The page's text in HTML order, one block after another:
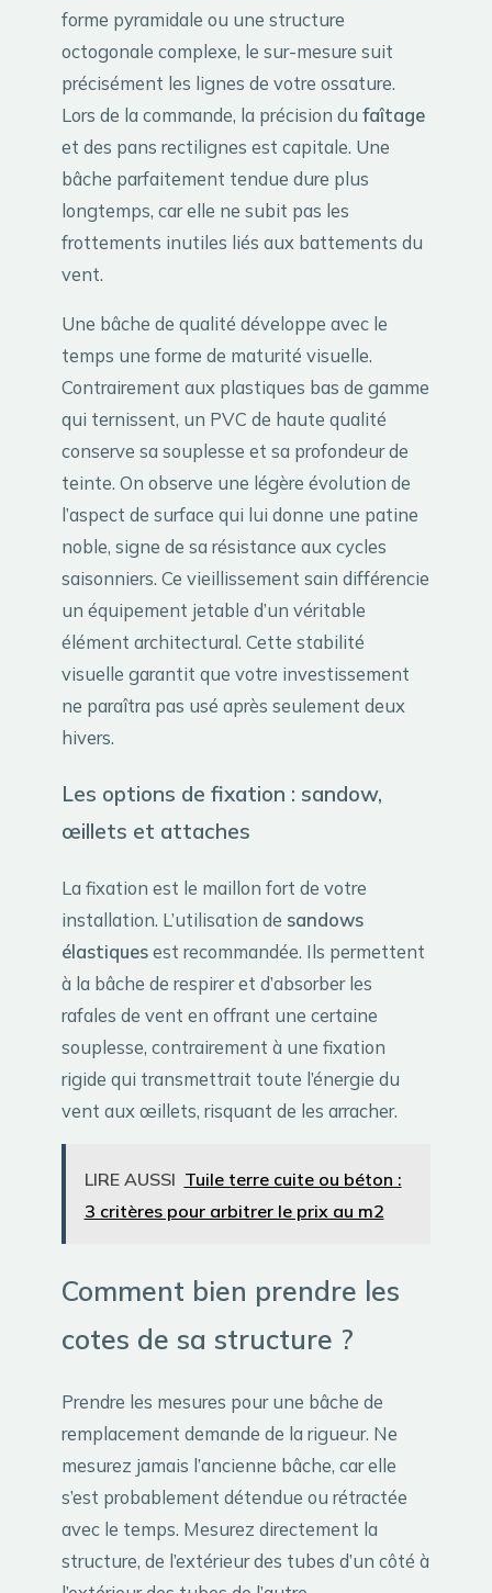
forme pyramidale ou une structure
octogonale complexe, le sur-mesure suit
précisément les lignes de votre ossature.
Lors de la commande, la précision du faîtage
et des pans rectilignes est capitale. Une
bâche parfaitement tendue dure plus
longtemps, car elle ne subit pas les
frottements inutiles liés aux battements du
vent.
Une bâche de qualité développe avec le
temps une forme de maturité visuelle.
Contrairement aux plastiques bas de gamme
qui ternissent, un PVC de haute qualité
conserve sa souplesse et sa profondeur de
teinte. On observe une légère évolution de
l’aspect de surface qui lui donne une patine
noble, signe de sa résistance aux cycles
saisonniers. Ce vieillissement sain différencie
un équipement jetable d’un véritable
élément architectural. Cette stabilité
visuelle garantit que votre investissement
ne paraîtra pas usé après seulement deux
hivers.
Les options de fixation : sandow,
œillets et attaches
La fixation est le maillon fort de votre
installation. L’utilisation de sandows
élastiquesest recommandée. Ils permettent
à la bâche de respirer et d’absorber les
rafales de vent en offrant une certaine
souplesse, contrairement à une fixation
rigide qui transmettrait toute l’énergie du
vent aux œillets, risquant de les arracher.
LIRE AUSSI Tuile terre cuite ou béton :
3 critères pour arbitrer le prix au m2
Comment bien prendre les
cotes de sa structure ?
Prendre les mesures pour une bâche de
remplacement demande de la rigueur. Ne
mesurez jamais l’ancienne bâche, car elle
s’est probablement détendue ou rétractée
avec le temps. Mesurez directement la
structure, de l’extérieur des tubes d’un côté à